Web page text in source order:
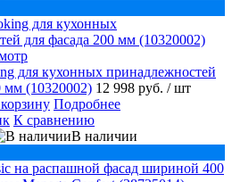
для кухонных принадлежностей
мм (10320002) 12 998 руб. / шт
Подробнее
К сравнению
В наличии